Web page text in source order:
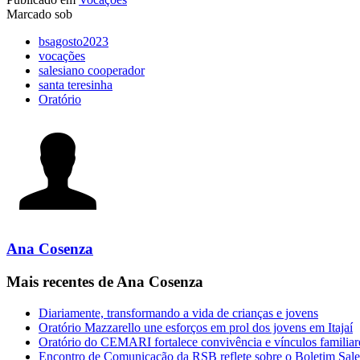
Marcado sob
bsagosto2023
vocações
salesiano cooperador
santa teresinha
Oratório
Ana Cosenza
Mais recentes de Ana Cosenza
Diariamente, transformando a vida de crianças e jovens
Oratório Mazzarello une esforços em prol dos jovens em Itajaí
Oratório do CEMARI fortalece convivência e vínculos
Encontro de Comunicação da RSB reflete sobre o Boletim